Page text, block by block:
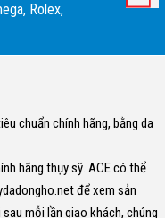
Rolex,
chuẩn chính hãng, bằng da
hãng thụy sỹ. ACE có thể
để xem sản
mỗi lần giao khách, chúng